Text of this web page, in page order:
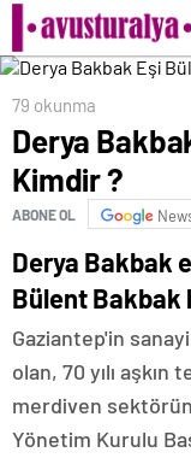
79 okunma
Derya
Kimdir ?
ABONE OL
Derya Bakbak
Bülent Bakbak
Gaziantep'in
olan, 70 yılı
merdiven
Yönetim Kurulu